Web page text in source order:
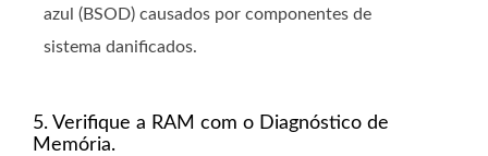
azul (BSOD) causados ​​por componentes de
sistema danificados.
5. Verifique a RAM com o Diagnóstico de
Memória.